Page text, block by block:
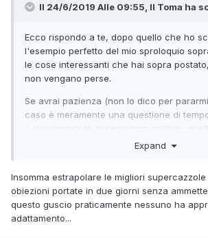
Il 24/6/2019 Alle 09:55, Il Toma ha
Ecco rispondo a te, dopo quello che ho
l'esempio perfetto del mio sproloquio
le cose interessanti che hai sopra
non vengano perse.
Se avrai pazienza (non lo dico per
caso è meramente una questione di
a recuperare le osservazioni migliori,
fondate, le risposte migliori, evidenziare
Saluti Toma
Expand
Insomma estrapolare le migliori
obiezioni portate in due giorni senza
questo guscio praticamente nessuno ha
adattamento...